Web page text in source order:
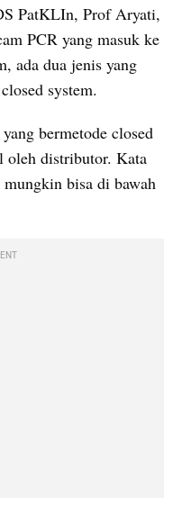
PatKLIn, Prof Aryati,
PCR yang masuk ke
ada dua jenis yang
system.
bermetode closed
oleh distributor. Kata
bisa di bawah